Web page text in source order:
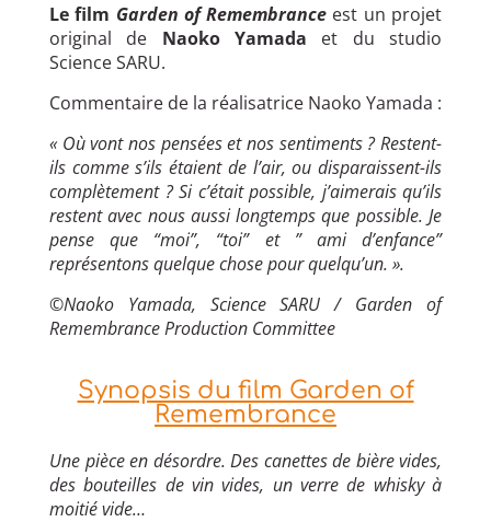
Le film Garden of Remembrance est un projet
original de Naoko Yamada et du studio
Science SARU.
Commentaire de la réalisatrice Naoko Yamada :
« Où vont nos pensées et nos sentiments ? Restent-
ils comme s’ils étaient de l’air, ou disparaissent-ils
complètement ? Si c’était possible, j’aimerais qu’ils
restent avec nous aussi longtemps que possible. Je
pense que “moi”, “toi” et ” ami d’enfance”
représentons quelque chose pour quelqu’un. ».
©Naoko Yamada, Science SARU / Garden of
Remembrance Production Committee
Synopsis du film Garden of
Remembrance
Une pièce en désordre. Des canettes de bière vides,
des bouteilles de vin vides, un verre de whisky à
moitié vide…